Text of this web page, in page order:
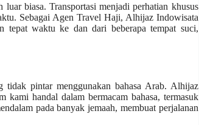
biasa. Transportasi menjadi perhatian khusus
Sebagai Agen Travel Haji, Alhijaz Indowisata
tepat waktu ke dan dari beberapa tempat suci,
tidak pintar menggunakan bahasa Arab. Alhijaz
handal dalam bermacam bahasa, termasuk
pada banyak jemaah, membuat perjalanan